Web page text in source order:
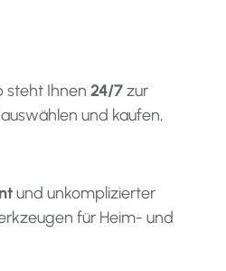
steht Ihnen 24/7zur
und kaufen,
und unkomplizierter
für Heim- und